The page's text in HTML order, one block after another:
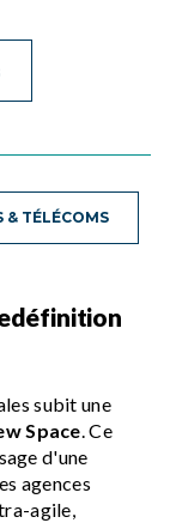
& TÉLÉCOMS
subit une
Space. Ce
d'une
agences
agile,